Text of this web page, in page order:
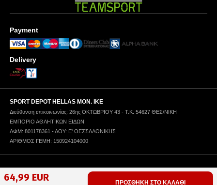
64,99 EUR ΠΡΟΣΘΗΚΗ ΣΤΟ ΚΑΛΑΘΙ
Payment
Delivery
SPORT DEPOT HELLAS ΜΟΝ. ΙΚΕ
Διεύθυνση επικοινωνίας: 26ης ΟΚΤΩΒΡΙΟΥ 43 - Τ.Κ. 54627 ΘΕΣ/ΝΙΚΗ
ΕΜΠΟΡΙΟ ΑΘΛΗΤΙΚΩΝ ΕΙΔΩΝ
ΑΦΜ: 801178361 - ΔΟΥ: Ε' ΘΕΣΣΑΛΟΝΙΚΗΣ
ΑΡΙΘΜΟΣ ΓΕΜΗ: 150924104000
Πολιτική Απορρήτου Όροι Χρήσης